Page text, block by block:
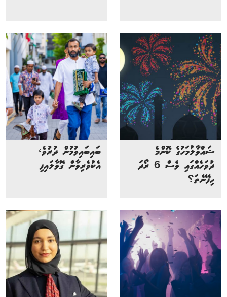
ޝައްވާލުމަހުގެ ކޮންމެ
ދުވަހެއްގައި ވެސް 6 ރޯދަ
ހިފޭނެތަ؟
ބައިބައިވުމުން ދުރުވެ،
އެކުވެރިވާން ގޮވާލައިފި